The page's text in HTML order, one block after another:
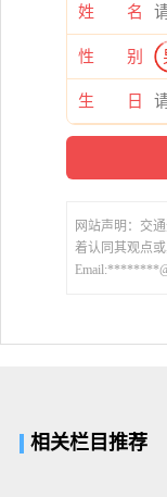
姓 名
性 别
生 日
网站声明：交
着认同其观点
相关栏目推荐